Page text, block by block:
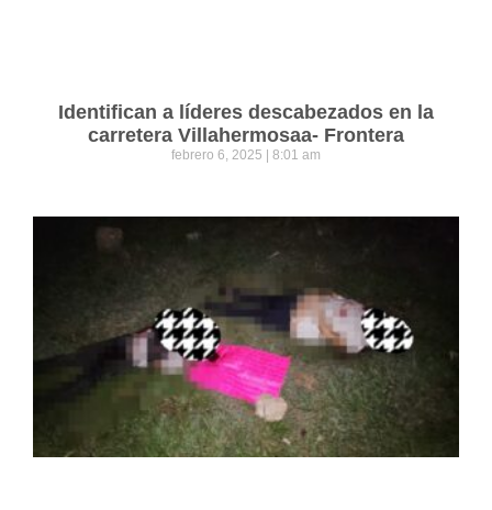
Identifican a líderes descabezados en la
carretera Villahermosaa- Frontera
febrero 6, 2025 8:01 am